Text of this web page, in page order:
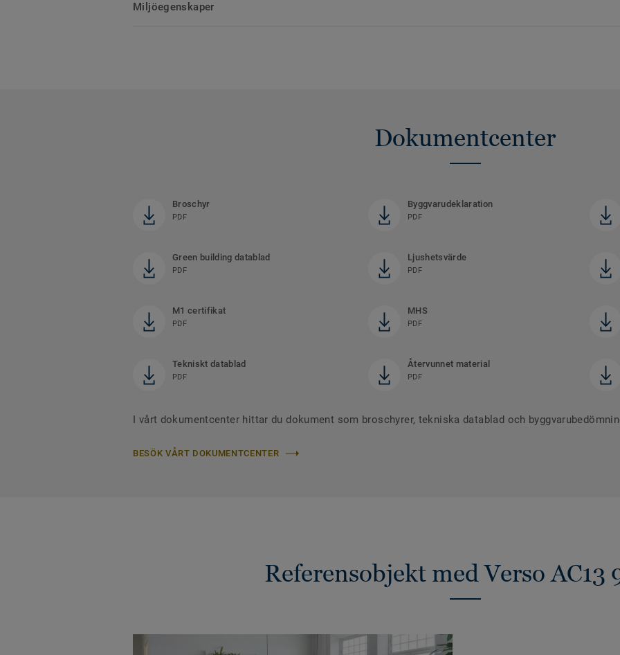
Miljöegenskaper
Dokumentcenter
Broschyr
PDF
Byggvarudeklaration
PDF
Green building datablad
PDF
Ljushetsvärde
PDF
M1 certifikat
PDF
MHS
PDF
Tekniskt datablad
PDF
Återvunnet material
PDF
I vårt dokumentcenter hittar du dokument som broschyrer, tekniska datablad och
BESÖK VÅRT DOKUMENTCENTER
Referensobjekt med Verso AC13